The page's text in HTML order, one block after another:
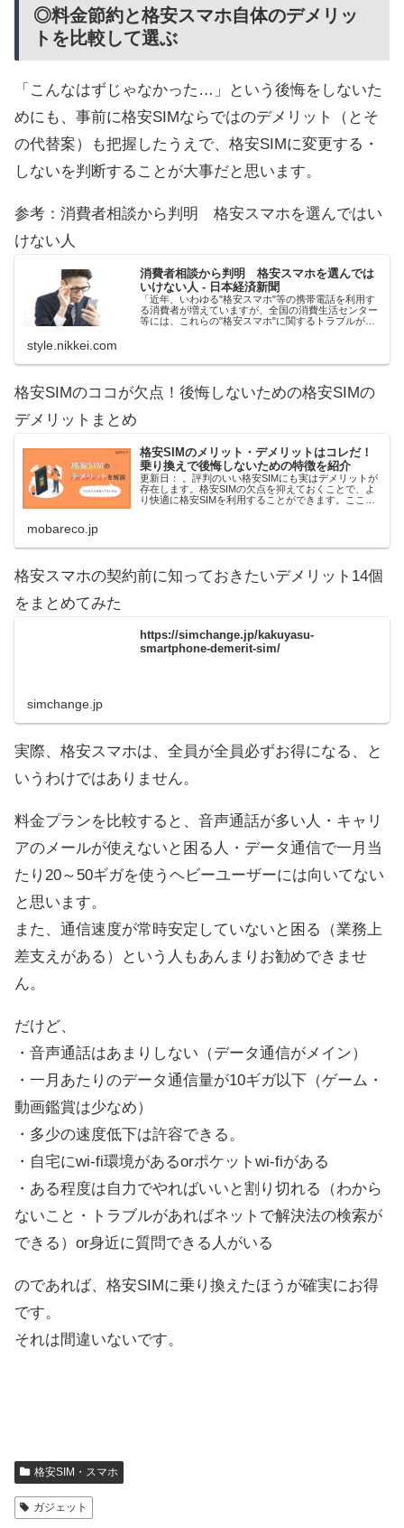
◎料金節約と格安スマホ自体のデメリッ
トを比較して選ぶ
「こんなはずじゃなかった…」という後悔をしないた
めにも、事前に格安SIMならではのデメリット（とそ
の代替案）も把握したうえで、格安SIMに変更する・
しないを判断することが大事だと思います。
参考：消費者相談から判明 格安スマホを選んではい
けない人
消費者相談から判明 格安スマホを選んでは
いけない人 - 日本経済新聞
「近年、いわゆる"格安スマホ"等の携帯電話を利用す
る消費者が増えていますが、全国の消費生活センター
等には、これらの"格安スマホ"に関するトラブルが増
style.nikkei.com
格安SIMのココが欠点！後悔しないための格安SIMの
デメリットまとめ
格安SIMのメリット・デメリットはコレだ！
乗り換えで後悔しないための特徴を紹介
更新日： 。評判のいい格安SIMにも実はデメリットが
存在します。格安SIMの欠点を抑えておくことで、よ
り快適に格安SIMを利用することができます。ここで
mobareco.jp
格安スマホの契約前に知っておきたいデメリット14個
をまとめてみた
https://simchange.jp/kakuyasu-
smartphone-demerit-sim/
simchange.jp
実際、格安スマホは、全員が全員必ずお得になる、と
いうわけではありません。
料金プランを比較すると、音声通話が多い人・キャリ
アのメールが使えないと困る人・データ通信で一月当
たり20～50ギガを使うヘビーユーザーには向いてない
と思います。
また、通信速度が常時安定していないと困る（業務上
差支えがある）という人もあんまりお勧めできませ
ん。
だけど、
・音声通話はあまりしない（データ通信がメイン）
・一月あたりのデータ通信量が10ギガ以下（ゲーム・
動画鑑賞は少なめ）
・多少の速度低下は許容できる。
・自宅にwi-fi環境があるorポケットwi-fiがある
・ある程度は自力でやればいいと割り切れる（わから
ないこと・トラブルがあればネットで解決法の検索が
できる）or身近に質問できる人がいる
のであれば、格安SIMに乗り換えたほうが確実にお得
です。
それは間違いないです。
格安SIM・スマホ
ガジェット